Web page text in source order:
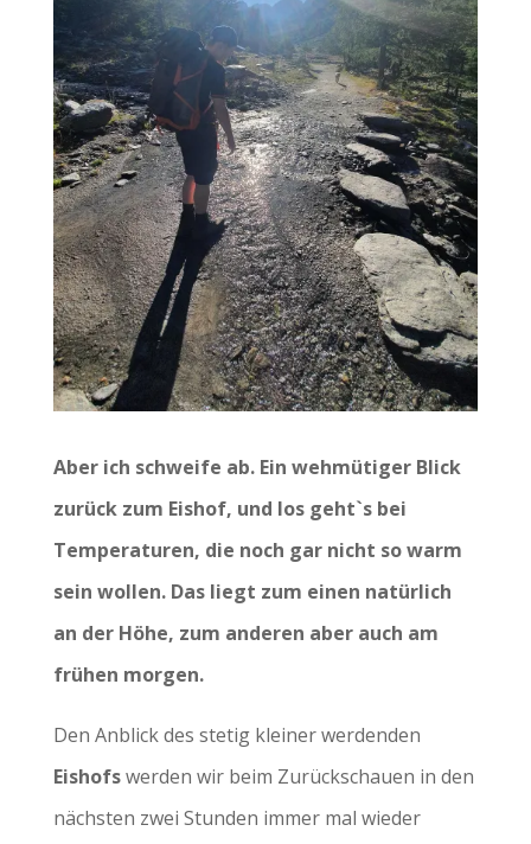
Aber ich schweife ab. Ein wehmütiger Blick
zurück zum Eishof, und los geht`s bei
Temperaturen, die noch gar nicht so warm
sein wollen. Das liegt zum einen natürlich
an der Höhe, zum anderen aber auch am
frühen morgen.
Den Anblick des stetig kleiner werdenden
Eishofswerden wir beim Zurückschauen in den
nächsten zwei Stunden immer mal wieder